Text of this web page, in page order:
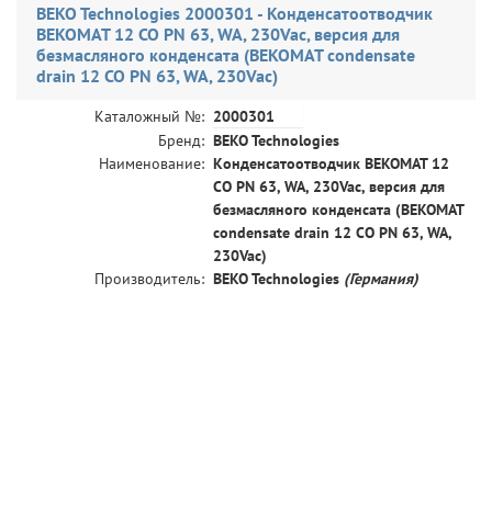
BEKO Technologies 2000301 - Конденсатоотводчик
BEKOMAT 12 CO PN 63, WA, 230Vac, версия для
безмасляного конденсата (BEKOMAT condensate
drain 12 CO PN 63, WA, 230Vac)
Каталожный №: 2000301
Бренд: BEKO Technologies
Наименование: Конденсатоотводчик BEKOMAT 12
CO PN 63, WA, 230Vac, версия для
безмасляного конденсата (BEKOMAT
condensate drain 12 CO PN 63, WA,
230Vac)
Производитель: BEKO Technologies (Германия)